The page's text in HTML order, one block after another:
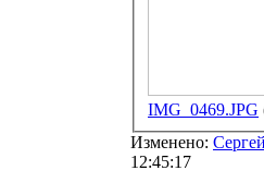
IMG_0469.JPG
Изменено:
12:45:17